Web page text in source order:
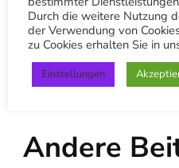
Vorteilen der App
QR-Scanner zu nutzen
Flecken zu schicken
Andere
Durch die weitere Nutzung
der Verwendung von
zu Cookies erhalten Sie in
Einstellungen